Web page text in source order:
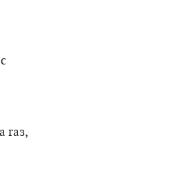
газ,